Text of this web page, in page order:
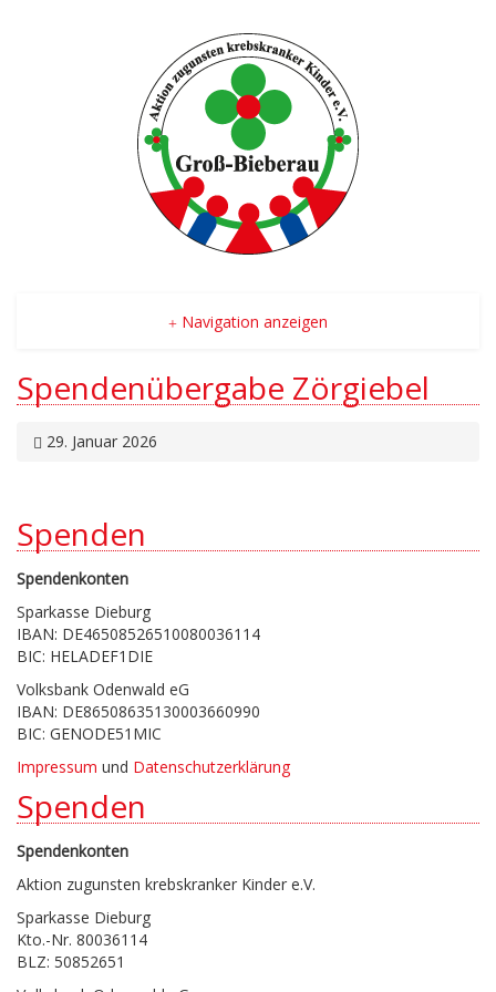
Navigation anzeigen
Spendenübergabe Zörgiebel
29. Januar 2026
Spenden
Spendenkonten
Sparkasse Dieburg
IBAN: DE46508526510080036114
BIC: HELADEF1DIE
Volksbank Odenwald eG
IBAN: DE86508635130003660990
BIC: GENODE51MIC
Impressum und Datenschutzerklärung
Spenden
Spendenkonten
Aktion zugunsten krebskranker Kinder e.V.
Sparkasse Dieburg
Kto.-Nr. 80036114
BLZ: 50852651